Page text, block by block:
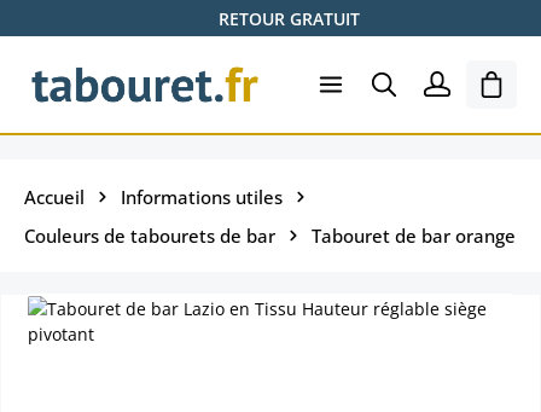
Passer au contenu principalRETOUR GRATUIT
Le
Accueil
Informations utiles
Couleurs de tabourets de bar
Tabouret de bar orange